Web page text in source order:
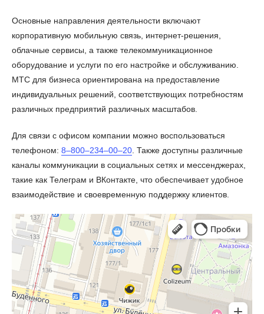
Основные направления деятельности включают
корпоративную мобильную связь, интернет-решения,
облачные сервисы, а также телекоммуникационное
оборудование и услуги по его настройке и обслуживанию.
МТС для бизнеса ориентирована на предоставление
индивидуальных решений, соответствующих потребностям
различных предприятий различных масштабов.
Для связи с офисом компании можно воспользоваться
телефоном: 8‒800‒234‒00‒20 . Также доступны различные
каналы коммуникации в социальных сетях и мессенджерах,
такие как Телеграм и ВКонтакте, что обеспечивает удобное
взаимодействие и своевременную поддержку клиентов.